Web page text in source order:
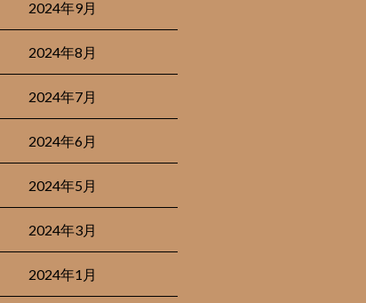
2024年9月
2024年8月
2024年7月
2024年6月
2024年5月
2024年3月
2024年1月